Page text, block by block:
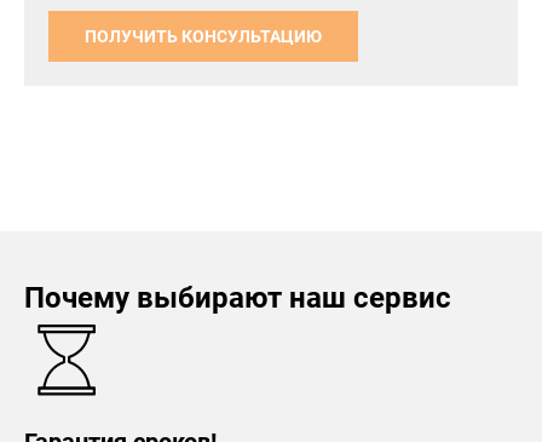
ПОЛУЧИТЬ КОНСУЛЬТАЦИЮ
Почему выбирают наш сервис